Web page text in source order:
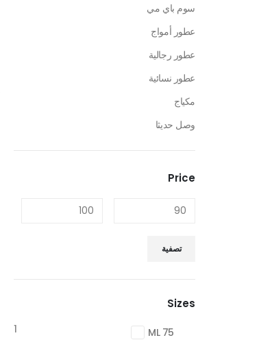
سوم باي مي
عطور أمواج
عطور رجالية
عطور نسائية
مكياج
وصل حديثا
Price
تصفية
Sizes
75 ML
1